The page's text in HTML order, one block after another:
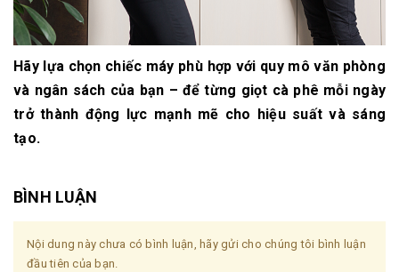
Hãy lựa chọn chiếc máy phù hợp với quy mô văn phòng
và ngân sách của bạn – để từng giọt cà phê mỗi ngày
trở thành động lực mạnh mẽ cho hiệu suất và sáng
tạo.
BÌNH LUẬN
Nội dung này chưa có bình luận, hãy gửi cho chúng tôi bình luận
đầu tiên của bạn.